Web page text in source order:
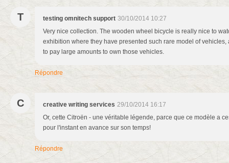
T testing omnitech support 30/10/2014 10:27
Very nice collection. The wooden wheel bicycle is really nice to
exhibition where they have presented such rare model of
to pay large amounts to own those vehicles.
Répondre
C creative writing services 29/10/2014 16:17
Or, cette Citroën - une véritable légende, parce que ce modèle a
pour l'instant en avance sur son temps!
Répondre